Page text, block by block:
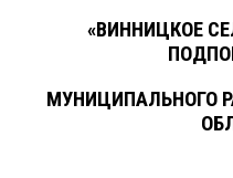
«ВИННИЦКОЕ
МУНИЦИПАЛЬНОГО